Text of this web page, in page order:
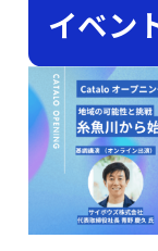
イベン